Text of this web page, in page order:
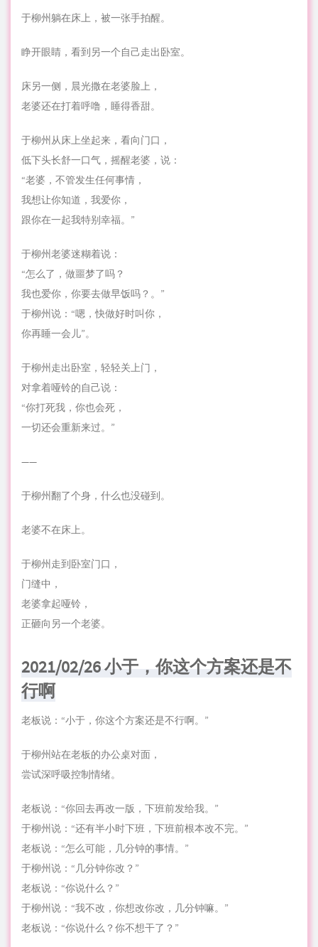
于柳州躺在床上，被一张手拍醒。
睁开眼睛，看到另一个自己走出卧室。
床另一侧，晨光撒在老婆脸上，
老婆还在打着呼噜，睡得香甜。
于柳州从床上坐起来，看向门口，
低下头长舒一口气，摇醒老婆，说：
“老婆，不管发生任何事情，
我想让你知道，我爱你，
跟你在一起我特别幸福。”
于柳州老婆迷糊着说：
“怎么了，做噩梦了吗？
我也爱你，你要去做早饭吗？。”
于柳州说：“嗯，快做好时叫你，
你再睡一会儿”。
于柳州走出卧室，轻轻关上门，
对拿着哑铃的自己说：
“你打死我，你也会死，
一切还会重新来过。”
——
于柳州翻了个身，什么也没碰到。
老婆不在床上。
于柳州走到卧室门口，
门缝中，
老婆拿起哑铃，
正砸向另一个老婆。
2021/02/26 小于，你这个方案还是不
行啊
老板说：“小于，你这个方案还是不行啊。”
于柳州站在老板的办公桌对面，
尝试深呼吸控制情绪。
老板说：“你回去再改一版，下班前发给我。”
于柳州说：“还有半小时下班，下班前根本改不完。”
老板说：“怎么可能，几分钟的事情。”
于柳州说：“几分钟你改？”
老板说：“你说什么？”
于柳州说：“我不改，你想改你改，几分钟嘛。”
老板说：“你说什么？你不想干了？”